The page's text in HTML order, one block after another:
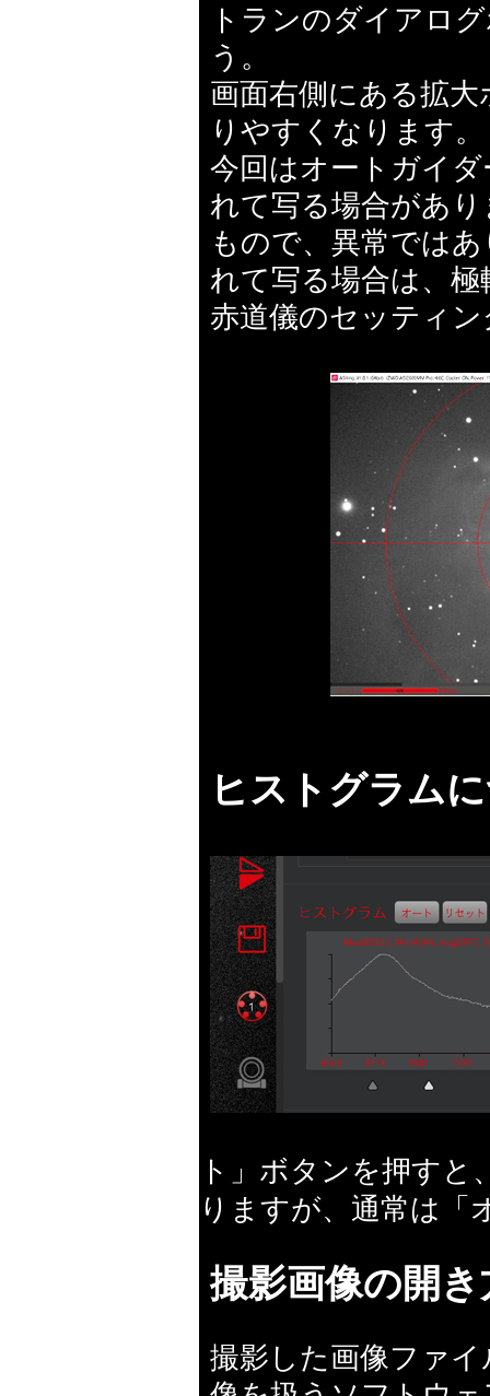
トランのダイアロ
う。
画面右側にある拡
りやすくなります。
今回はオートガイ
れて写る場合があ
もので、異常では
れて写る場合は、
赤道儀のセッティ
ヒストグラム
ト」ボタンを押す
りますが、通常は「
撮影画像の開き
撮影した画像ファ